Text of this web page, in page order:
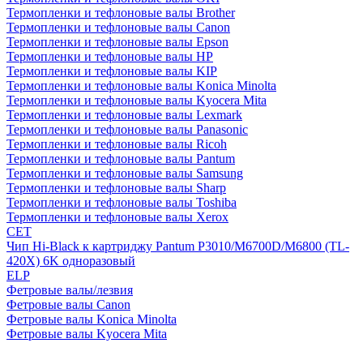
Термопленки и тефлоновые валы Brother
Термопленки и тефлоновые валы Canon
Термопленки и тефлоновые валы Epson
Термопленки и тефлоновые валы HP
Термопленки и тефлоновые валы KIP
Термопленки и тефлоновые валы Konica Minolta
Термопленки и тефлоновые валы Kyocera Mita
Термопленки и тефлоновые валы Lexmark
Термопленки и тефлоновые валы Panasonic
Термопленки и тефлоновые валы Ricoh
Термопленки и тефлоновые валы Pantum
Термопленки и тефлоновые валы Samsung
Термопленки и тефлоновые валы Sharp
Термопленки и тефлоновые валы Toshiba
Термопленки и тефлоновые валы Xerox
CET
Чип Hi-Black к картриджу Pantum P3010/M6700D/M6800 (TL-
420X) 6K одноразовый
ELP
Фетровые валы/лезвия
Фетровые валы Canon
Фетровые валы Konica Minolta
Фетровые валы Kyocera Mita